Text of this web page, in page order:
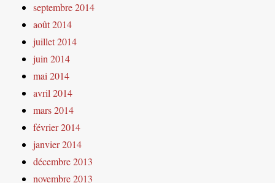
septembre 2014
août 2014
juillet 2014
juin 2014
mai 2014
avril 2014
mars 2014
février 2014
janvier 2014
décembre 2013
novembre 2013